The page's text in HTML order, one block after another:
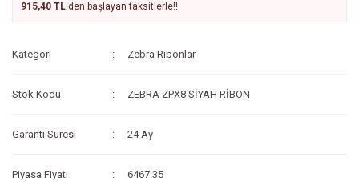
915,40 TL den başlayan taksitlerle!!
Kategori Zebra Ribonlar
Stok Kodu ZEBRA ZPX8 SİYAH RİBON
Garanti Süresi 24 Ay
Piyasa Fiyatı 6467.35